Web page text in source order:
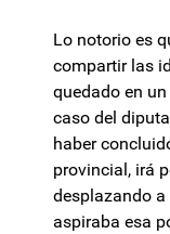
Lo notorio es
compartir las
quedado en
caso del
haber
provincial, irá
desplazando
aspiraba esa